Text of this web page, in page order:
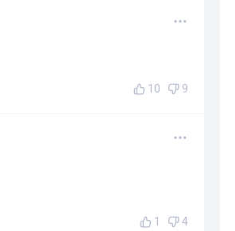
10 9
1 4